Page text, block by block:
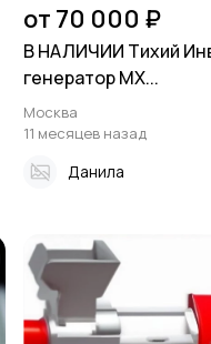
от 70 000 ₽
В НАЛИЧИИ Тихий
генератор MX...
Москва
11 месяцев назад
Данила